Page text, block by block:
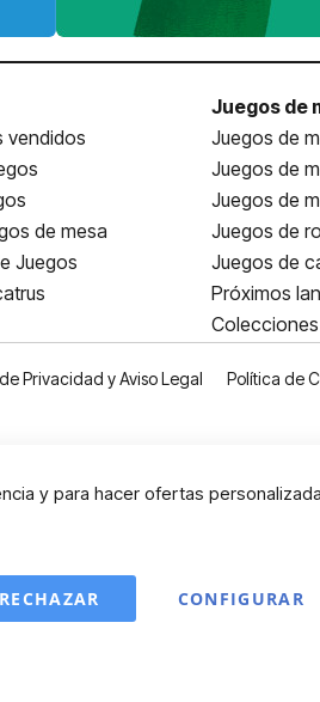
vendidos
de mesa
Juegos
Juegos de
Juegos de
Juegos de
Juegos de
Juegos de
Juegos de
Próximos
Colecciones
Privacidad y Aviso Legal Política de
y para hacer ofertas
CONFIGURAR
RECHAZAR